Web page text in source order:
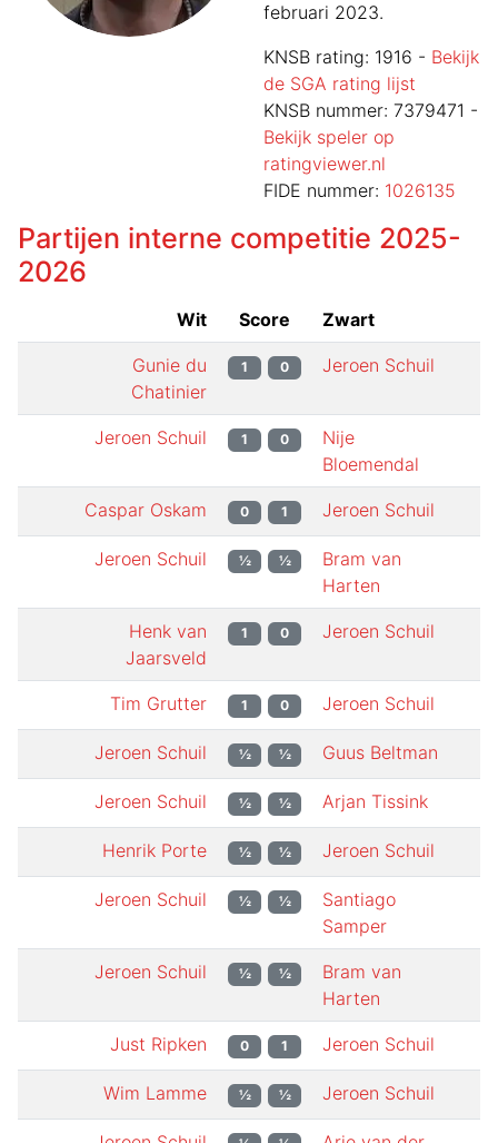
februari 2023.
KNSB rating: 1916 - Bekijk
de SGA rating lijst
KNSB nummer: 7379471 -
Bekijk speler op
ratingviewer.nl
FIDE nummer: 1026135
Partijen interne competitie 2025-
2026
Wit Score Zwart
Gunie du
Chatinier
1 0 Jeroen Schuil
Jeroen Schuil 1 0
Nije
Bloemendal
Caspar Oskam 0 1 Jeroen Schuil
Jeroen Schuil ½ ½
Bram van
Harten
Henk van
Jaarsveld
1 0 Jeroen Schuil
Tim Grutter 1 0 Jeroen Schuil
Jeroen Schuil ½ ½ Guus Beltman
Jeroen Schuil ½ ½ Arjan Tissink
Henrik Porte ½ ½ Jeroen Schuil
Jeroen Schuil ½ ½
Santiago
Samper
Jeroen Schuil ½ ½
Bram van
Harten
Just Ripken 0 1 Jeroen Schuil
Wim Lamme ½ ½ Jeroen Schuil